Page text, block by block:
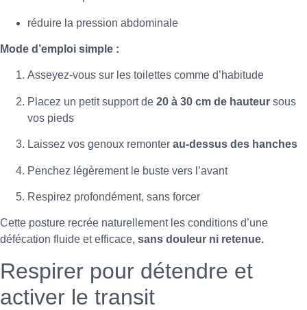
réduire la pression abdominale
Mode d’emploi simple :
Asseyez-vous sur les toilettes comme d’habitude
Placez un petit support de 20 à 30 cm de hauteur sous
vos pieds
Laissez vos genoux remonter au-dessus des hanches
Penchez légèrement le buste vers l’avant
Respirez profondément, sans forcer
Cette posture recrée naturellement les conditions d’une
défécation fluide et efficace, sans douleur ni retenue.
Respirer pour détendre et
activer le transit